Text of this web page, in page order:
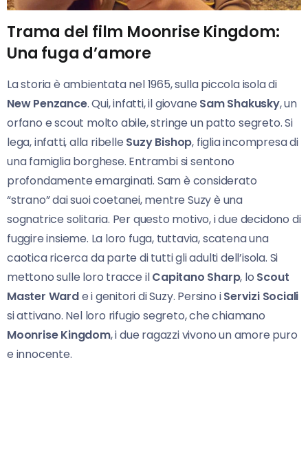
Trama del film Moonrise Kingdom:
Una fuga d’amore
La storia è ambientata nel 1965, sulla piccola isola di
New Penzance. Qui, infatti, il giovane Sam Shakusky, un
orfano e scout molto abile, stringe un patto segreto. Si
lega, infatti, alla ribelle Suzy Bishop, figlia incompresa di
una famiglia borghese. Entrambi si sentono
profondamente emarginati. Sam è considerato
“strano” dai suoi coetanei, mentre Suzy è una
sognatrice solitaria. Per questo motivo, i due decidono di
fuggire insieme. La loro fuga, tuttavia, scatena una
caotica ricerca da parte di tutti gli adulti dell’isola. Si
mettono sulle loro tracce ilCapitano Sharp, lo Scout
Master Warde i genitori di Suzy. Persino iServizi Sociali
si attivano. Nel loro rifugio segreto, che chiamano
Moonrise Kingdom, i due ragazzi vivono un amore puro
e innocente.